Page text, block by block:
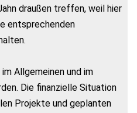
draußen treffen, weil hier
entsprechenden
Allgemeinen und im
Die finanzielle Situation
Projekte und geplanten